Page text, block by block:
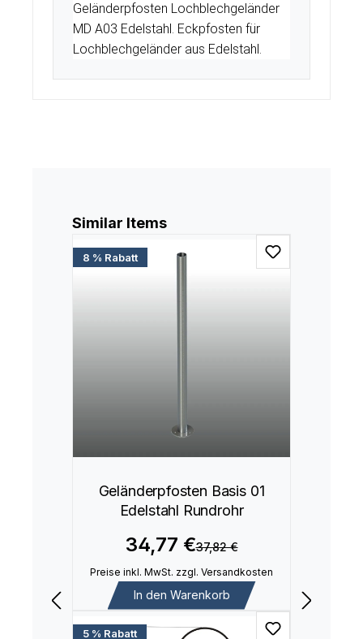
Geländerpfosten Lochblechgeländer
MD A03 Edelstahl. Eckpfosten für
Lochblechgeländer aus Edelstahl.
Produktgalerie überspringen
Similar Items
8 % Rabatt
Geländerpfosten Basis 01
Edelstahl Rundrohr
34,77 €37,82 €
Preise inkl. MwSt. zzgl. Versandkosten
In den Warenkorb
5 % Rabatt